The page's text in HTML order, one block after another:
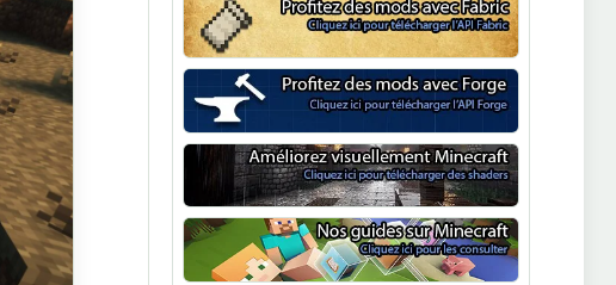
Minecraft Fabric
Minecraft Forge
Shaders Minecraft
Guide Minecraft